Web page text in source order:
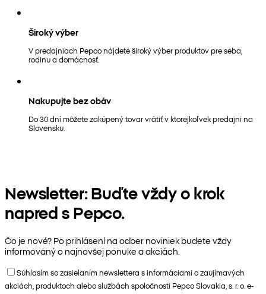
Široký výber
V predajniach Pepco nájdete široký výber produktov pre seba,
rodinu a domácnosť.
Nakupujte bez obáv
Do 30 dní môžete zakúpený tovar vrátiť v ktorejkoľvek predajni na
Slovensku.
Newsletter: Buďte vždy o krok
napred s Pepco.
Čo je nové? Po prihlásení na odber noviniek budete vždy
informovaný o najnovšej ponuke a akciách.
Súhlasím so zasielaním newslettera s informáciami o zaujímavých
akciách, produktoch alebo službách spoločnosti Pepco Slovakia, s. r. o. e-